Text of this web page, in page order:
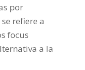
por
refiere a
focus
a la